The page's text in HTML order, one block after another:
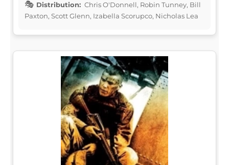
Distribution: Chris O'Donnell, Robin Tunney, Bill
Paxton, Scott Glenn, Izabella Scorupco, Nicholas Lea